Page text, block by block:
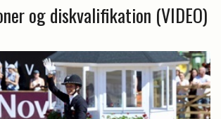
og diskvalifikation (VIDEO)